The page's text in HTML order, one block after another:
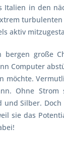
in den
aktiv
große
Computer
Ohne
Silber.
sie das